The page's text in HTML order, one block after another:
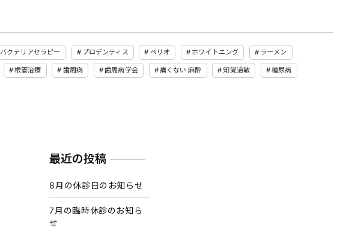
バクテリアセラピー プロデンティス ペリオ ホワイトニング ラーメン
根管治療 歯周病 歯周病学会 痛くない 麻酔 知覚過敏 糖尿病
最近の投稿
8月の休診日のお知らせ
7月の臨時休診のお知ら
せ